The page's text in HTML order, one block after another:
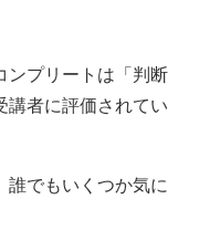
ンプリートは「判断
講者に評価されてい
誰でもいくつか気に